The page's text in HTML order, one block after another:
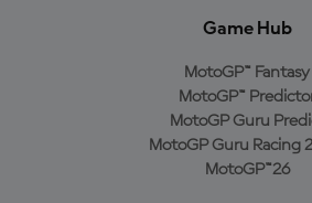
Game Hub
MotoGP™ Fantasy
MotoGP™
MotoGP Guru
MotoGP Guru Racing
MotoGP™26